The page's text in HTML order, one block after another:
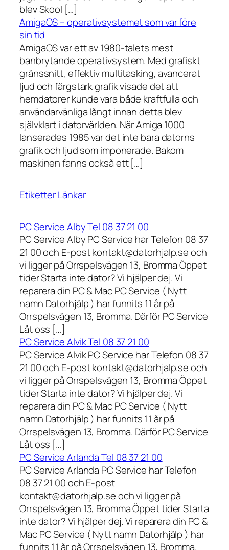
blev Skool […]
AmigaOS – operativsystemet som var före
sin tid
AmigaOS var ett av 1980-talets mest
banbrytande operativsystem. Med grafiskt
gränssnitt, effektiv multitasking, avancerat
ljud och färgstark grafik visade det att
hemdatorer kunde vara både kraftfulla och
användarvänliga långt innan detta blev
självklart i datorvärlden. När Amiga 1000
lanserades 1985 var det inte bara datorns
grafik och ljud som imponerade. Bakom
maskinen fanns också ett […]
EtiketterLänkar
PC Service Alby Tel 08 37 21 00
PC Service Alby PC Service har Telefon 08 37
21 00 och E-post kontakt@datorhjalp.se och
vi ligger på Orrspelsvägen 13, Bromma Öppet
tider Starta inte dator? Vi hjälper dej. Vi
reparera din PC & Mac PC Service ( Nytt
namn Datorhjälp ) har funnits 11 år på
Orrspelsvägen 13, Bromma. Därför PC Service
Låt oss […]
PC Service Alvik Tel 08 37 21 00
PC Service Alvik PC Service har Telefon 08 37
21 00 och E-post kontakt@datorhjalp.se och
vi ligger på Orrspelsvägen 13, Bromma Öppet
tider Starta inte dator? Vi hjälper dej. Vi
reparera din PC & Mac PC Service ( Nytt
namn Datorhjälp ) har funnits 11 år på
Orrspelsvägen 13, Bromma. Därför PC Service
Låt oss […]
PC Service Arlanda Tel 08 37 21 00
PC Service Arlanda PC Service har Telefon
08 37 21 00 och E-post
kontakt@datorhjalp.se och vi ligger på
Orrspelsvägen 13, Bromma Öppet tider Starta
inte dator? Vi hjälper dej. Vi reparera din PC &
Mac PC Service ( Nytt namn Datorhjälp ) har
funnits 11 år på Orrspelsvägen 13, Bromma.